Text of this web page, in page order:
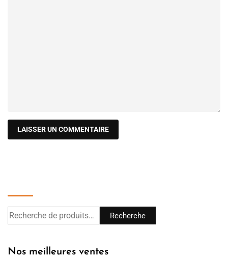
Recherche
Nos meilleures ventes